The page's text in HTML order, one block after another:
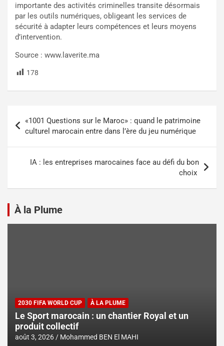
importante des activités criminelles transite désormais
par les outils numériques, obligeant les services de
sécurité à adapter leurs compétences et leurs moyens
d’intervention.
Source : www.laverite.ma
178
«1001 Questions sur le Maroc» : quand le patrimoine
culturel marocain entre dans l’ère du jeu numérique
IA : les entreprises marocaines face au défi du bon
choix
À la Plume
2030 FIFA WORLD CUP À LA PLUME
Le Sport marocain : un chantier Royal et un
produit collectif
août 3, 2026 Mohammed BEN El MAHI